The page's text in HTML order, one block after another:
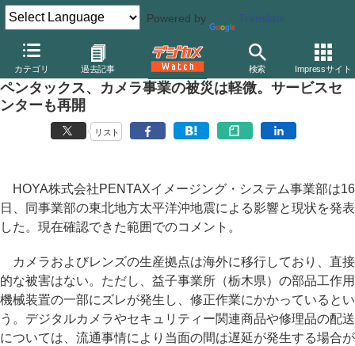
Powered by Translate
カテゴリ 過去記事 検索 Impressサイト
デジカメ Watch 業界動向 企業
ペンタックス、カメラ事業の被災は軽微。サービスセ
ンターも再開
リスト
HOYA株式会社PENTAXイメージング・システム事業部は16
日、同事業部の東北地方太平洋沖地震による影響と現状を発表
した。現在確認できた範囲でのコメント。
カメラおよびレンズの生産拠点は海外に移行しており、直接
的な被害はない。ただし、益子事業所（栃木県）の部品工作用
機械装置の一部にズレが発生し、修正作業にかかっているとい
う。デジタルカメラやセキュリティー関連商品や修理品の配送
については、流通事情により当面の間は遅延が発生する場合が